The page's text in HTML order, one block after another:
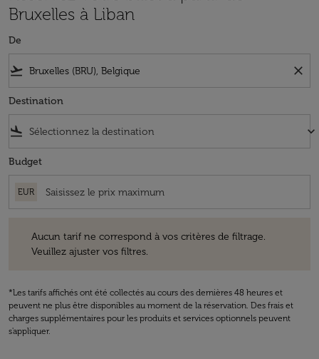
Bruxelles à Liban
De
flight_takeoff close
Destination
flight_land keyboard_arrow_down
Budget
EUR
Aucun tarif ne correspond à vos critères de filtrage.
Veuillez ajuster vos filtres.
*Les tarifs affichés ont été collectés au cours des dernières 48 heures et
peuvent ne plus être disponibles au moment de la réservation. Des frais et
charges supplémentaires pour les produits et services optionnels peuvent
s'appliquer.